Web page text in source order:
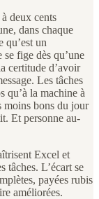
deux cents
dans chaque
qu’est un
fige dès qu’une
certitude d’avoir
Les tâches
qu’à la machine à
moins bons du jour
Et personne au-
Excel et
tâches. L’écart se
payées rubis
améliorées.